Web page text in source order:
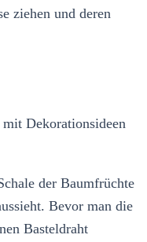
ziehen und deren
Dekorationsideen
der Baumfrüchte
Bevor man die
Basteldraht